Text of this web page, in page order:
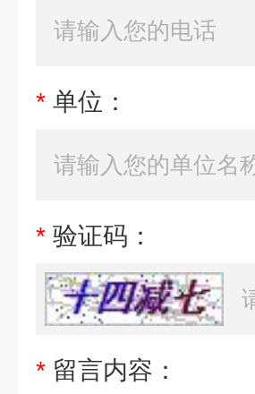
* 单位：
* 验证码：
* 留言内容：